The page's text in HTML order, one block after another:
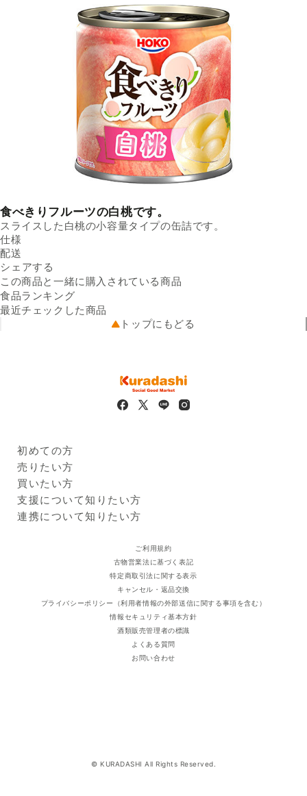
食べきりフルーツの白桃です。
スライスした白桃の小容量タイプの缶詰です。
仕様
内容量
原材料名
防止剤（ビタミンC）、（一
栄養成分
ルギー：122kcal、たんぱく
缶を開けると空気にふれて内
面が酸化しますので、必ずガ
ラスなどの容器に移しかえて
輸入者の名称及び住所
賞味期限
商品画像はイメージのため、実際の商品と異なる場合がござい
ます。
本サービスに掲載しているアレルギー情報は、登録時点におけ
るメーカー提供情報に基づいています。原材料の変更、製造ラ
場合があります。必ずお手元の商品パッケージに記載された一
括表示をご確認ください。
配送
送料
可能性があります。
出荷元
配送業者
全国
シェアする
この商品と一緒に購入されている商品
食品ランキング
最近チェックした商品
トップにもどる
初めての方
Kuradashiとは
ご利用ガイド
売りたい方
クラダシに出品する
出品企業
買いたい方
商品一覧
ログイン・新規登録
支援について知りたい方
支援レポート
連携について知りたい方
ご利用規約
古物営業法に基づく表記
特定商取引法に関する表示
キャンセル・返品交換
プライバシーポリシー（利用者情報の外部送信に関する事項を含む）
情報セキュリティ基本方針
酒類販売管理者の標識
よくある質問
お問い合わせ
© KURADASHI All Rights Reserved.